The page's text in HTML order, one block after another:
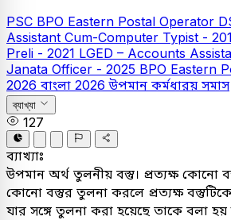
PSC BPO Eastern Postal Operator
Assistant Cum-Computer Typist -
Preli - 2021 LGED – Accounts
Janata Officer - 2025 BPO Eastern
2026 বাংলা 2026উপমান কর্মধারয় সমাস
ব্যাখ্যা
127
ব্যাখ্যাঃ
উপমান অর্থ তুলনীয় বস্তু। প্রত্যক্ষ কোনো
কোনো বস্তুর তুলনা করলে প্রত্যক্ষ
যার সঙ্গে তুলনা করা হয়েছে তাকে বলা